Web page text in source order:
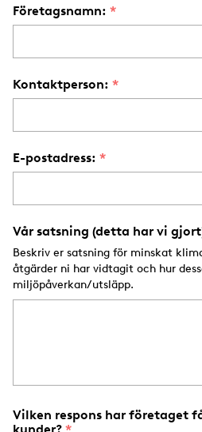
Företagsnamn:
Kontaktperson:
E-postadress:
Vår satsning (detta har vi
Beskriv er satsning för minskat
åtgärder ni har vidtagit och hur
miljöpåverkan/utsläpp.
Vilken respons har företaget